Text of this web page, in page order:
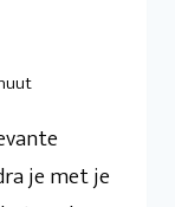
je met je